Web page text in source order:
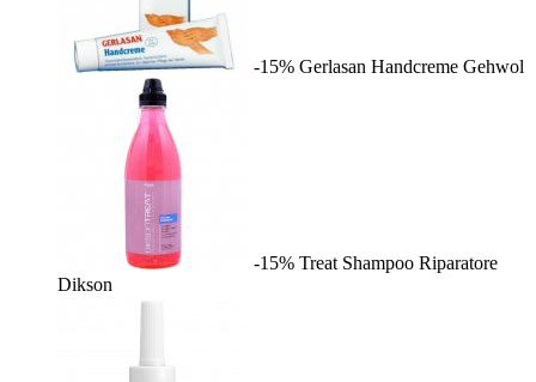
-15% Gerlasan Handcreme Gehwol
-15% Treat Shampoo Riparatore
Dikson